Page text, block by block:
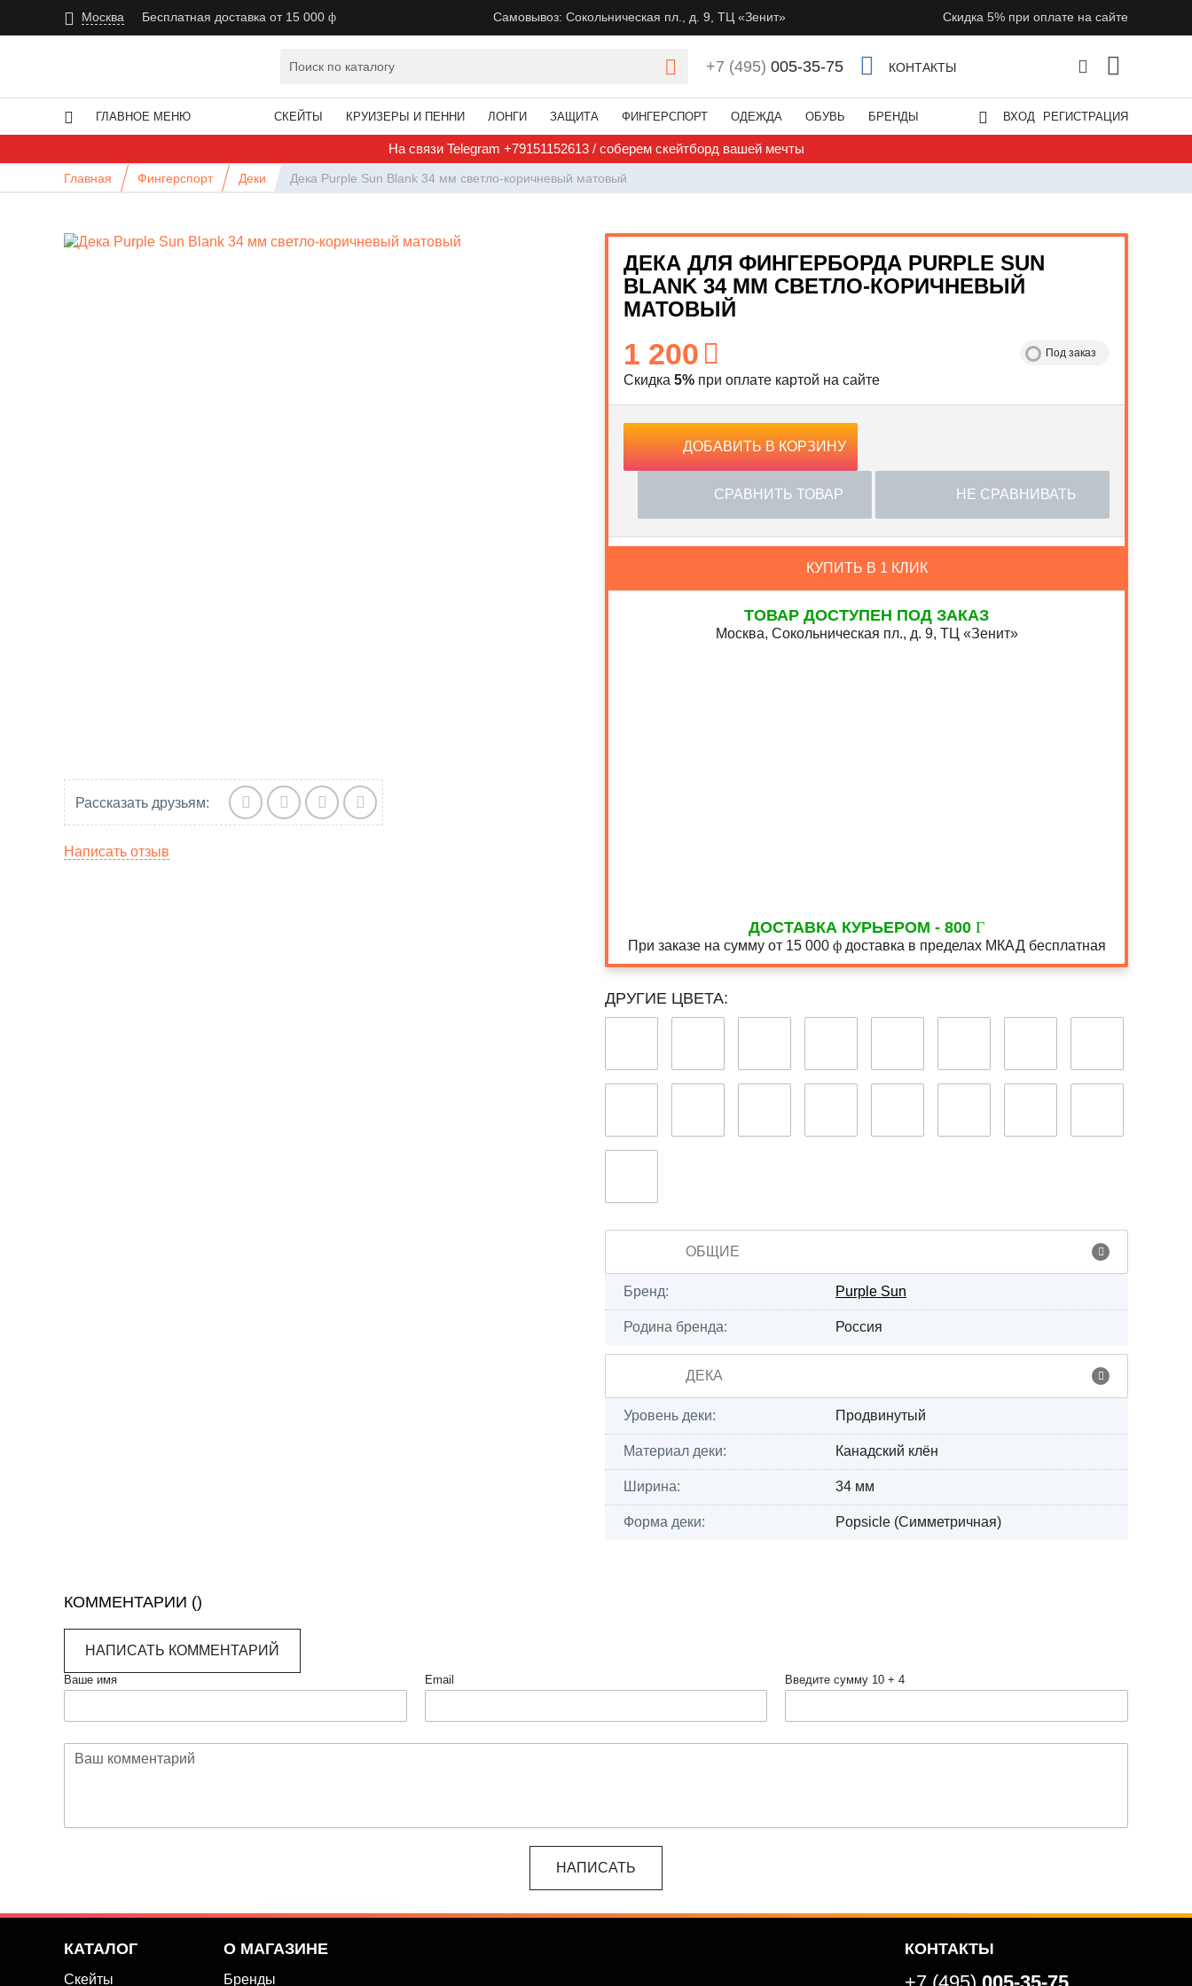
Москва Бесплатная доставка от 15 000 Самовывоз: Сокольническая пл., д. 9, ТЦ «Зенит» Скидка 5% при оплате на сайте
+7 (495) 005-35-75 КОНТАКТЫ
ГЛАВНОЕ МЕНЮ СКЕЙТЫ КРУИЗЕРЫ И ПЕННИ ЛОНГИ ЗАЩИТА ФИНГЕРСПОРТ ОДЕЖДА ОБУВЬ БРЕНДЫ ВХОД РЕГИСТРАЦИЯ
На связи Telegram +79151152613 / соберем скейтборд вашей мечты
Главная Фингерспорт Деки Дека Purple Sun Blank 34 мм светло-коричневый матовый
Рассказать друзьям:
Написать отзыв
ДЕКА ДЛЯ ФИНГЕРБОРДА PURPLE SUN
BLANK 34 ММ СВЕТЛО-КОРИЧНЕВЫЙ
МАТОВЫЙ
1 200 Под заказ
Скидка 5% при оплате картой на сайте
ДОБАВИТЬ В КОРЗИНУ
СРАВНИТЬ ТОВАР НЕ СРАВНИВАТЬ
КУПИТЬ В 1 КЛИК
ТОВАР ДОСТУПЕН ПОД ЗАКАЗ
Москва, Сокольническая пл., д. 9, ТЦ «Зенит»
ДОСТАВКА КУРЬЕРОМ - 800
При заказе на сумму от 15 000 доставка в пределах МКАД бесплатная
ДРУГИЕ ЦВЕТА:
ОБЩИЕ
Бренд: Purple Sun
Родина бренда: Россия
ДЕКА
Уровень деки: Продвинутый
Материал деки: Канадский клён
Ширина: 34 мм
Форма деки: Popsicle (Симметричная)
КОММЕНТАРИИ ()
НАПИСАТЬ КОММЕНТАРИЙ
Ваше имя Email Введите сумму 10 + 4
КАТАЛОГ
Скейты
О МАГАЗИНЕ
Бренды
КОНТАКТЫ